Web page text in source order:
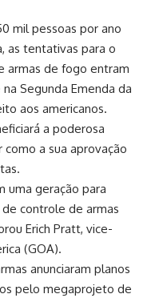
mil pessoas por ano
as tentativas para o
armas de fogo entram
Segunda Emenda da
aos americanos.
a poderosa
a sua aprovação
uma geração para
controle de armas
Erich Pratt, vice-
(GOA).
anunciaram planos
pelo megaprojeto de